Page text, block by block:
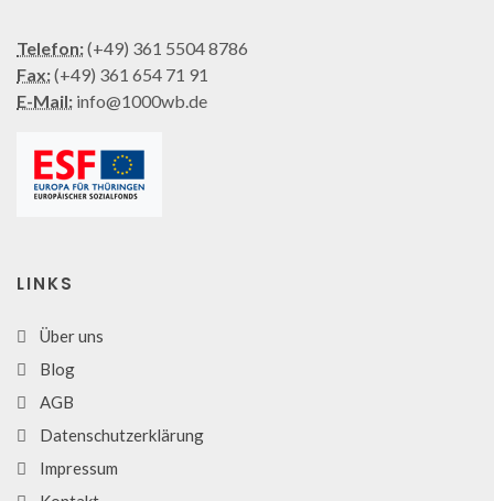
Telefon:(+49) 361 5504 8786
Fax:(+49) 361 654 71 91
E-Mail: info@1000wb.de
LINKS
Über uns
Blog
AGB
Datenschutzerklärung
Impressum